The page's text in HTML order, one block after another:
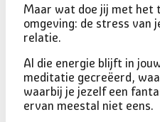
Maar wat doe jij met het
omgeving: de stress van
relatie.
Al die energie blijft in
meditatie gecreëerd,
waarbij je jezelf een
ervan meestal niet eens.